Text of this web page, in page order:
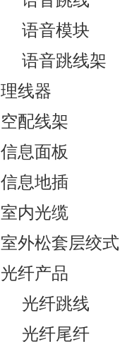
语音模块
语音跳线架
理线器
空配线架
信息面板
信息地插
室内光缆
室外松套层绞
光纤产品
光纤跳线
光纤尾纤